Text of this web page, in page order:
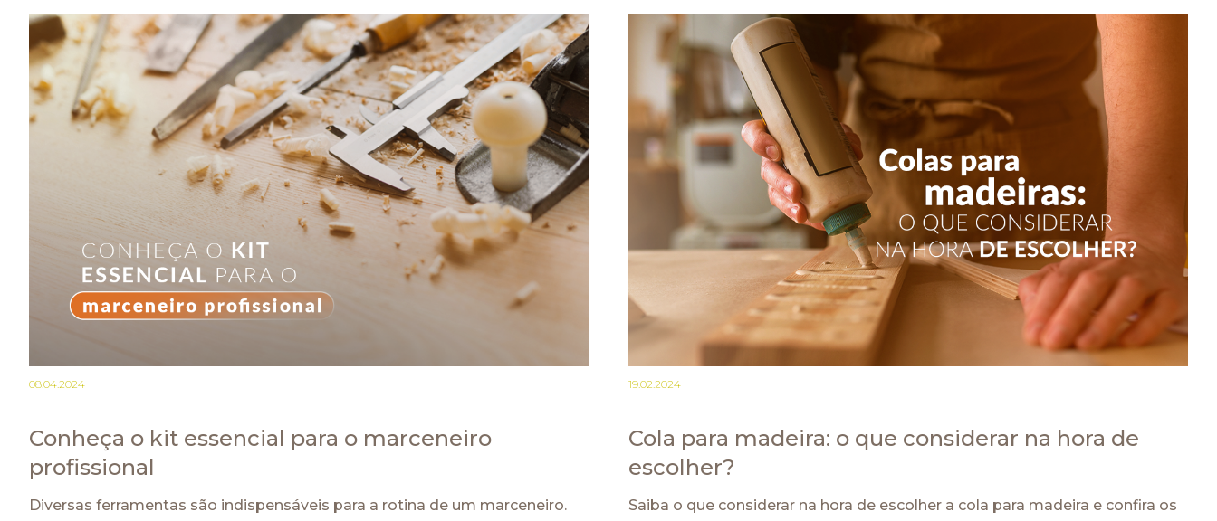
08.04.2024
Conheça o kit essencial para o marceneiro
profissional
Diversas ferramentas são indispensáveis para a rotina de um marceneiro.
19.02.2024
Cola para madeira: o que considerar na hora de
escolher?
Saiba o que considerar na hora de escolher a cola para madeira e confira os